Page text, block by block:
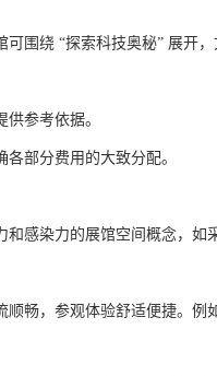
围绕 “探索科技奥秘” 展开
参考依据。
部分费用的大致分配。
感染力的展馆空间概念，如
畅，参观体验舒适便捷。例